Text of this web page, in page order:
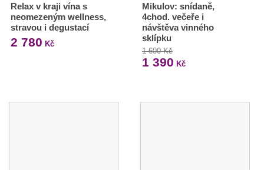
Relax v kraji vína s
neomezeným wellness,
stravou i degustací
2 780 Kč
Mikulov: snídaně,
4chod. večeře i
návštěva vinného
sklípku
1 600 Kč
1 390 Kč